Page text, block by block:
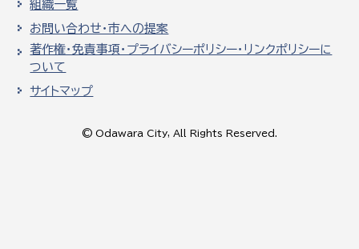
組織一覧
お問い合わせ・市への提案
著作権・免責事項・プライバシーポリシー・リンクポリシーに
ついて
サイトマップ
© Odawara City, All Rights Reserved.